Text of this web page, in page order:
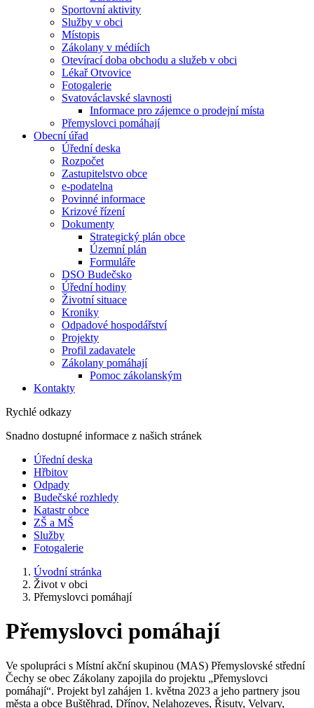
Sportovní aktivity
Služby v obci
Místopis
Zákolany v médiích
Otevírací doba obchodu a služeb v obci
Lékař Otvovice
Fotogalerie
Svatováclavské slavnosti
Informace pro zájemce o prodejní místa
Přemyslovci pomáhají
Obecní úřad
Úřední deska
Rozpočet
Zastupitelstvo obce
e-podatelna
Povinné informace
Krizové řízení
Dokumenty
Strategický plán obce
Územní plán
Formuláře
DSO Budečsko
Úřední hodiny
Životní situace
Kroniky
Odpadové hospodářství
Projekty
Profil zadavatele
Zákolany pomáhají
Pomoc zákolanským
Kontakty
Rychlé odkazy
Snadno dostupné informace z našich stránek
Úřední deska
Hřbitov
Odpady
Budečské rozhledy
Katastr obce
ZŠ a MŠ
Služby
Fotogalerie
Úvodní stránka
Život v obci
Přemyslovci pomáhají
Přemyslovci pomáhají
Ve spolupráci s Místní akční skupinou (MAS) Přemyslovské střední
Čechy se obec Zákolany zapojila do projektu „Přemyslovci
pomáhají“. Projekt byl zahájen 1. května 2023 a jeho partnery jsou
města a obce Buštěhrad, Dřínov, Nelahozeves, Řisuty, Velvary,